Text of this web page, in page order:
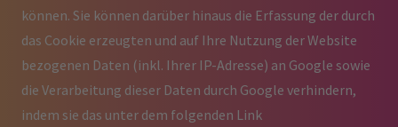
können. Sie können darüber hinaus die Erfassung der durch
das Cookie erzeugten und auf Ihre Nutzung der Website
bezogenen Daten (inkl. Ihrer IP-Adresse) an Google sowie
die Verarbeitung dieser Daten durch Google verhindern,
indem sie das unter dem folgenden Link